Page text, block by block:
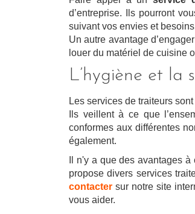
d’entreprise. Ils pourront
suivant vos envies et
Un autre avantage
louer du matériel de cuisine
L’hygiène et la
Les services de traiteurs
Ils veillent à ce que
conformes aux différentes
également.
Il n'y a que des avantages
propose divers services
contacter sur notre site
vous aider.